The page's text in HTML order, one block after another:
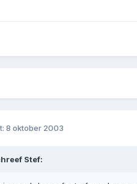
8 oktober 2003
Stef: